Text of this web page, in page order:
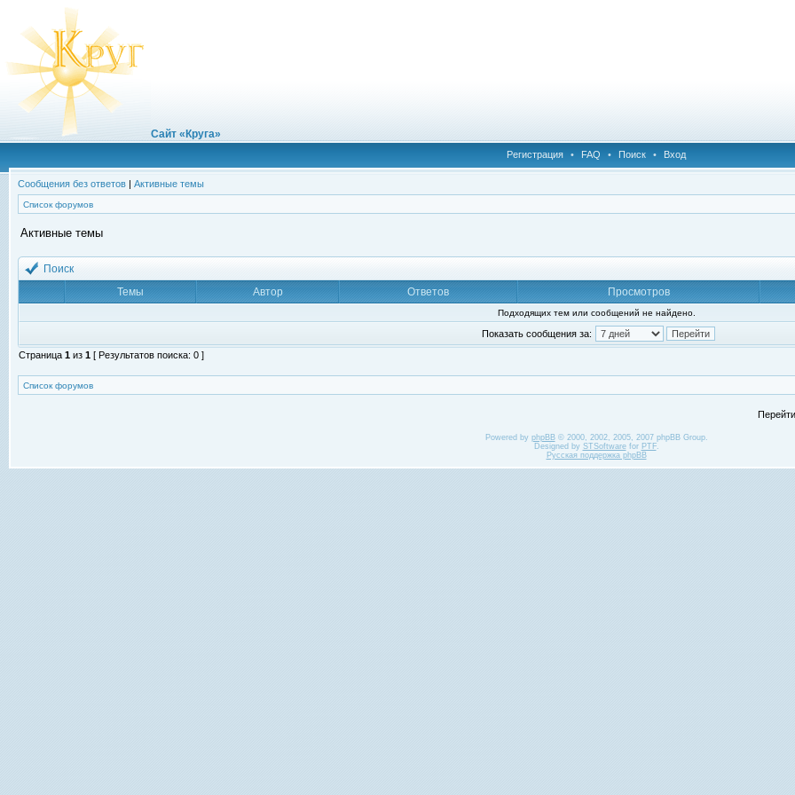
Сайт «Круга»
Регистрация • FAQ • Поиск • Вход
Сообщения без ответов | Активные темы
Список форумов
Активные темы
Поиск
Темы
Автор Ответов Просмотров
Подходящих тем или сообщений не найдено.
Показать сообщения за:
Страница 1 из 1 [ Результатов поиска: 0 ]
Список форумов
Powered by phpBB© 2000, 2002, 2005, 2007 phpBB Group.
Designed by STSoftwarefor PTF.
Русская поддержка phpBB